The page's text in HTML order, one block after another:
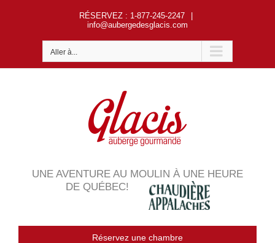
RÉSERVEZ: 1-877-245-2247
info@aubergedesglacis.com
Aller à...
UNE AVENTURE AU MOULIN À UNE HEURE
DE QUÉBEC!
Réservez une chambre